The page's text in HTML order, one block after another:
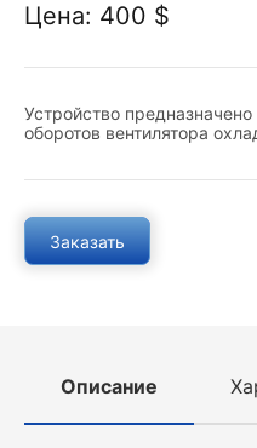
Цена: 400 $
Устройство
оборотов вентилятора
Заказать
Описание